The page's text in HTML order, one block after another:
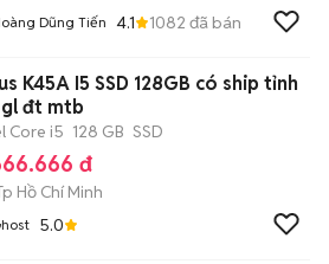
Dũng Tiến 4.1 1082 đã bán
K45A I5 SSD 128GB có ship tỉnh
đt mtb
Core i5 128 GB SSD
đ
Hồ Chí Minh
5.0